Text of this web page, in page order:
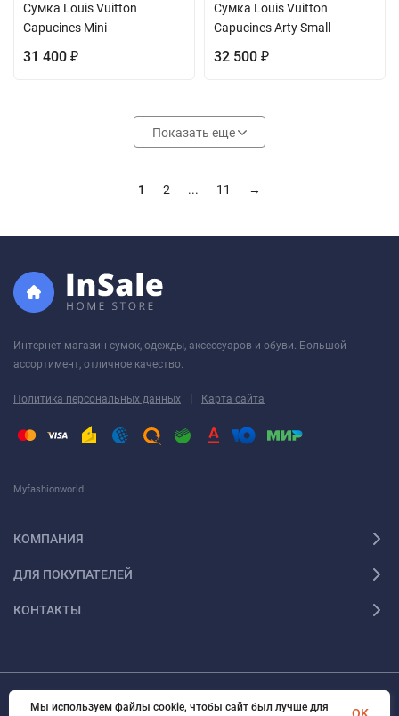
Сумка Louis Vuitton
Capucines Mini
31 400 ₽
Сумка Louis Vuitton
Capucines Arty Small
32 500 ₽
Показать еще
1 2 ... 11 →
Интернет магазин сумок, одежды, аксессуаров и обуви. Большой
ассортимент, отличное качество.
Политика персональных данных | Карта сайта
Myfashionworld
КОМПАНИЯ
ДЛЯ ПОКУПАТЕЛЕЙ
КОНТАКТЫ
© 2026 Myfashionworld Все права защищены
Мы используем файлы cookie, чтобы сайт был лучше для